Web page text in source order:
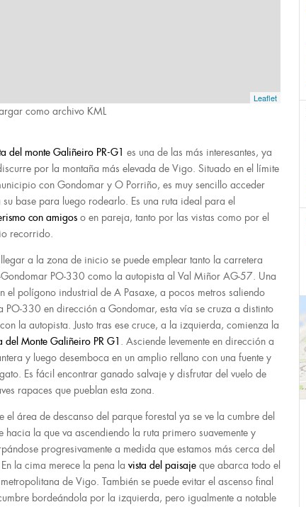
Leaflet
como archivo KML
del monte Galiñeiro PR-G1 es una de las más interesantes, ya
por la montaña más elevada de Vigo. Situado en el límite
con Gondomar y O Porriño, es muy sencillo acceder
su base para luego rodearlo. Es una ruta ideal para el
con amigos o en pareja, tanto por las vistas como por el
recorrido.
a la zona de inicio se puede emplear tanto la carretera
PO-330 como la autopista al Val Miñor AG-57. Una
el polígono industrial de A Pasaxe, a pocos metros saliendo
PO-330 en dirección a Gondomar, esta vía se cruza a distinto
la autopista. Justo tras ese cruce, a la izquierda, comienza la
del Monte Galiñeiro PR G1 . Asciende levemente en dirección a
y luego desemboca en un amplio rellano con una fuente y
Es fácil encontrar ganado salvaje y disfrutar del vuelo de
rapaces que pueblan esta zona.
el área de descanso del parque forestal ya se ve la cumbre del
hacia la que va ascendiendo la ruta primero suavemente y
progresivamente a medida que estamos más cerca del
la cima merece la pena la vista del paisaje que abarca todo el
de Vigo. También se puede evitar el ascenso final
bordeándola por la izquierda, pero igualmente a notable